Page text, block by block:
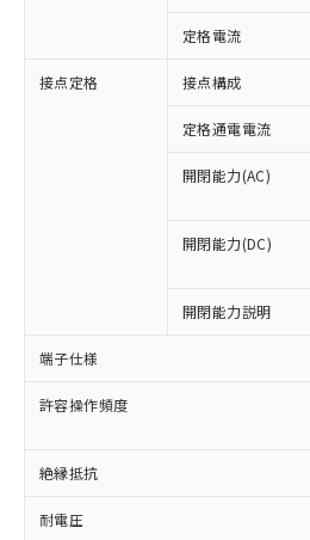
定格電流
接点定格 接点構成
定格通電電流
開閉能力(AC)
開閉能力(DC)
開閉能力説明
端子仕様
許容操作頻度
絶縁抵抗
耐電圧
ご利用条件
以下の条件をお読みいた
本サービスは、当社
商品の当社在庫状況
(税抜)を提供させて
当社制御機器事業取
本サービスの対象外
ことをご了承くださ
※1 対応状況
対応済み：EU RoHS指
非含有に対応した製品が提
対応予定：EU RoHS指令
有に対応した製品に切り
対応予定なし：EU RoHS
非含有に非対応の商品で
調査・確認中：EU RoHS
非含有の対応状況を調査
商品です。
非該当品：ライセンス料
害物質有無と関係のない商
仕入先様の事情により、非
いたものが、含有品と判
「○」：最大均質材料含
「×」：最大均質材料含有
基準値を超えていること
当社は、これら貴社